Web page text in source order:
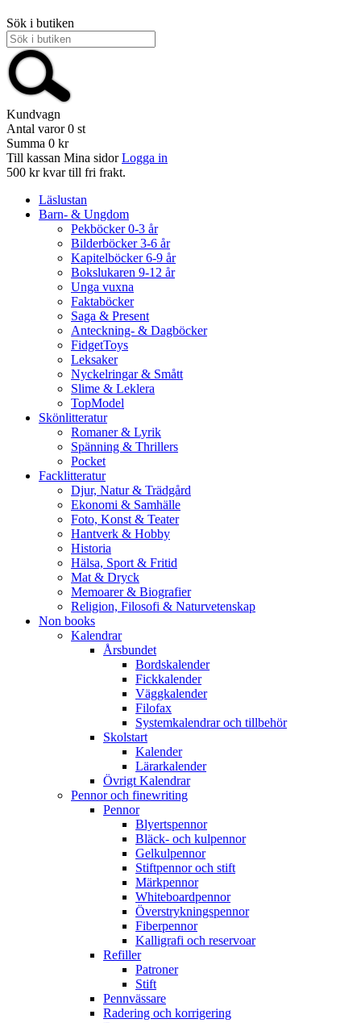
Sök i butiken
Kundvagn
Antal varor 0 st
Summa 0 kr
Till kassan Mina sidor Logga in
500 kr kvar till fri frakt.
Läslustan
Barn- & Ungdom
Pekböcker 0-3 år
Bilderböcker 3-6 år
Kapitelböcker 6-9 år
Bokslukaren 9-12 år
Unga vuxna
Faktaböcker
Saga & Present
Anteckning- & Dagböcker
FidgetToys
Leksaker
Nyckelringar & Smått
Slime & Leklera
TopModel
Skönlitteratur
Romaner & Lyrik
Spänning & Thrillers
Pocket
Facklitteratur
Djur, Natur & Trädgård
Ekonomi & Samhälle
Foto, Konst & Teater
Hantverk & Hobby
Historia
Hälsa, Sport & Fritid
Mat & Dryck
Memoarer & Biografier
Religion, Filosofi & Naturvetenskap
Non books
Kalendrar
Årsbundet
Bordskalender
Fickkalender
Väggkalender
Filofax
Systemkalendrar och tillbehör
Skolstart
Kalender
Lärarkalender
Övrigt Kalendrar
Pennor och finewriting
Pennor
Blyertspennor
Bläck- och kulpennor
Gelkulpennor
Stiftpennor och stift
Märkpennor
Whiteboardpennor
Överstrykningspennor
Fiberpennor
Kalligrafi och reservoar
Refiller
Patroner
Stift
Pennvässare
Radering och korrigering